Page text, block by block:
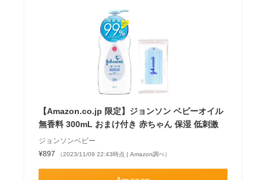
【Amazon.co.jp 限定】ジョンソン ベビーオイル
無香料 300mL おまけ付き 赤ちゃん 保湿 低刺激
ジョンソンベビー
¥897
（2023/11/09 22:43時点 | Amazon調べ）